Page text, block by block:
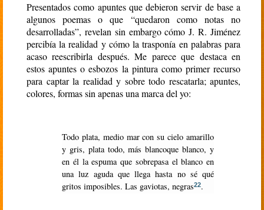
Presentados como apuntes que debieron servir de base a
algunos poemas o que “quedaron como notas no
desarrolladas”, revelan sin embargo cómo J. R. Jiménez
percibía la realidad y cómo la trasponía en palabras para
acaso reescribirla después. Me parece que destaca en
estos apuntes o esbozos la pintura como primer recurso
para captar la realidad y sobre todo rescatarla; apuntes,
colores, formas sin apenas una marca del yo:
Todo plata, medio mar con su cielo amarillo
y gris, plata todo, más blancoque blanco, y
en él la espuma que sobrepasa el blanco en
una luz aguda que llega hasta no sé qué
gritos imposibles. Las gaviotas, negras22.